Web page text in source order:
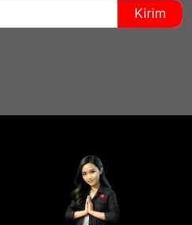
Kirim